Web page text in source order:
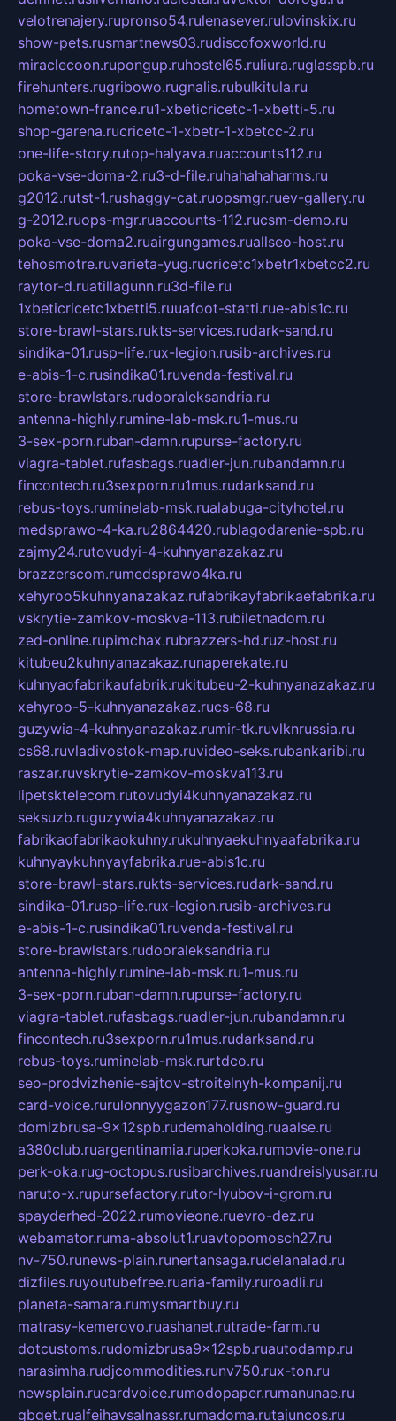
velotrenajery.rupronso54.rulenasever.rulovinskix.ru
show-pets.rusmartnews03.rudiscofoxworld.ru
miraclecoon.rupongup.ruhostel65.ruliura.ruglasspb.ru
firehunters.rugribowo.rugnalis.rubulkitula.ru
hometown-france.ru1-xbeticricetc-1-xbetti-5.ru
shop-garena.rucricetc-1-xbetr-1-xbetcc-2.ru
one-life-story.rutop-halyava.ruaccounts112.ru
poka-vse-doma-2.ru3-d-file.ruhahahaharms.ru
g2012.rutst-1.rushaggy-cat.ruopsmgr.ruev-gallery.ru
g-2012.ruops-mgr.ruaccounts-112.rucsm-demo.ru
poka-vse-doma2.ruairgungames.ruallseo-host.ru
tehosmotre.ruvarieta-yug.rucricetc1xbetr1xbetcc2.ru
raytor-d.ruatillagunn.ru3d-file.ru
1xbeticricetc1xbetti5.ruuafoot-statti.rue-abis1c.ru
store-brawl-stars.rukts-services.rudark-sand.ru
sindika-01.rusp-life.rux-legion.rusib-archives.ru
e-abis-1-c.rusindika01.ruvenda-festival.ru
store-brawlstars.rudooraleksandria.ru
antenna-highly.rumine-lab-msk.ru1-mus.ru
3-sex-porn.ruban-damn.rupurse-factory.ru
viagra-tablet.rufasbags.ruadler-jun.rubandamn.ru
fincontech.ru3sexporn.ru1mus.rudarksand.ru
rebus-toys.ruminelab-msk.rualabuga-cityhotel.ru
medsprawo-4-ka.ru2864420.rublagodarenie-spb.ru
zajmy24.rutovudyi-4-kuhnyanazakaz.ru
brazzerscom.rumedsprawo4ka.ru
xehyroo5kuhnyanazakaz.rufabrikayfabrikaefabrika.ru
vskrytie-zamkov-moskva-113.rubiletnadom.ru
zed-online.rupimchax.rubrazzers-hd.ruz-host.ru
kitubeu2kuhnyanazakaz.runaperekate.ru
kuhnyaofabrikaufabrik.rukitubeu-2-kuhnyanazakaz.ru
xehyroo-5-kuhnyanazakaz.rucs-68.ru
guzywia-4-kuhnyanazakaz.rumir-tk.ruvlknrussia.ru
cs68.ruvladivostok-map.ruvideo-seks.rubankaribi.ru
raszar.ruvskrytie-zamkov-moskva113.ru
lipetsktelecom.rutovudyi4kuhnyanazakaz.ru
seksuzb.ruguzywia4kuhnyanazakaz.ru
fabrikaofabrikaokuhny.rukuhnyaekuhnyaafabrika.ru
kuhnyaykuhnyayfabrika.rue-abis1c.ru
store-brawl-stars.rukts-services.rudark-sand.ru
sindika-01.rusp-life.rux-legion.rusib-archives.ru
e-abis-1-c.rusindika01.ruvenda-festival.ru
store-brawlstars.rudooraleksandria.ru
antenna-highly.rumine-lab-msk.ru1-mus.ru
3-sex-porn.ruban-damn.rupurse-factory.ru
viagra-tablet.rufasbags.ruadler-jun.rubandamn.ru
fincontech.ru3sexporn.ru1mus.rudarksand.ru
rebus-toys.ruminelab-msk.rurtdco.ru
seo-prodvizhenie-sajtov-stroitelnyh-kompanij.ru
card-voice.rurulonnyygazon177.rusnow-guard.ru
domizbrusa-9x12spb.rudemaholding.ruaalse.ru
a380club.ruargentinamia.ruperkoka.rumovie-one.ru
perk-oka.rug-octopus.rusibarchives.ruandreislyusar.ru
naruto-x.rupursefactory.rutor-lyubov-i-grom.ru
spayderhed-2022.rumovieone.ruevro-dez.ru
webamator.ruma-absolut1.ruavtopomosch27.ru
nv-750.runews-plain.runertansaga.rudelanalad.ru
dizfiles.ruyoutubefree.ruaria-family.ruroadli.ru
planeta-samara.rumysmartbuy.ru
matrasy-kemerovo.ruashanet.rutrade-farm.ru
dotcustoms.rudomizbrusa9x12spb.ruautodamp.ru
narasimha.rudjcommodities.runv750.rux-ton.ru
newsplain.rucardvoice.rumodopaper.rumanunae.ru
gbget.rualfeihavsalnassr.rumadoma.rutajuncos.ru